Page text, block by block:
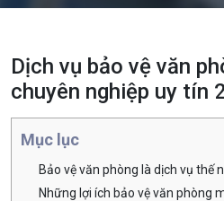
Dịch vụ bảo vệ văn
chuyên nghiệp uy tín
Mục lục
Bảo vệ văn phòng là dịch vụ thế
Những lợi ích bảo vệ văn phòng